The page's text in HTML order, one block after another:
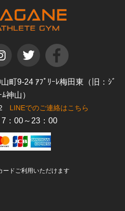
町9-24 ｱﾌﾟﾘｰﾚ梅田東（旧：ｼﾞ
ﾑ神山）
LINEでのご連絡はこちら
：00～23：00
ードご利用いただけます